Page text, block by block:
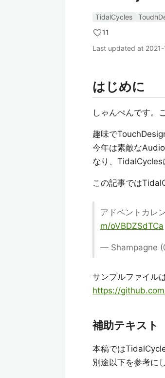
TidalCycles
11
Last updated at
はじめに
しゃんぺんです。
趣味で
今年は素敵な
なり、TidalCycles
この記事では
アドベントカレ
m/oVBDZSdTCa
— Shampagne
サンプルファイル
https://
補助テキスト
本稿では
別途以下を参考に